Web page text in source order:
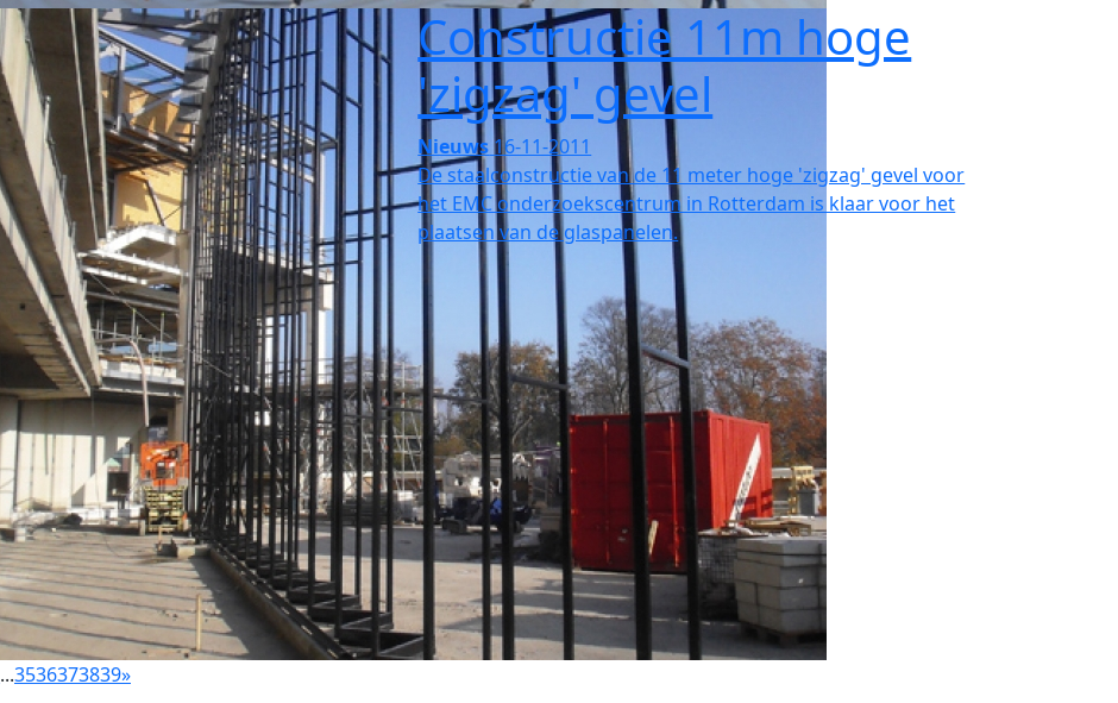
Constructie 11m hoge
'zigzag' gevel
Nieuws 16-11-2011
De staalconstructie van de 11 meter hoge 'zigzag' gevel voor
het EMC onderzoekscentrum in Rotterdam is klaar voor het
plaatsen van de glaspanelen.
...3536373839»